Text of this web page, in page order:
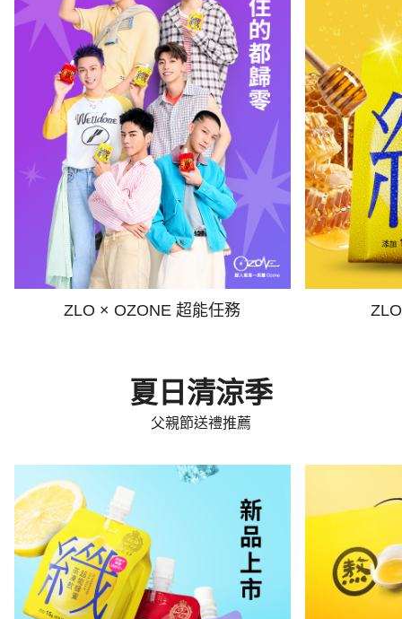
ZLO × OZONE 超能任務
夏日清涼季
父親節送禮推薦